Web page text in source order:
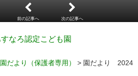
園だより（保護者専用）
> 園だより 2024
前の記事へ 次の記事へ